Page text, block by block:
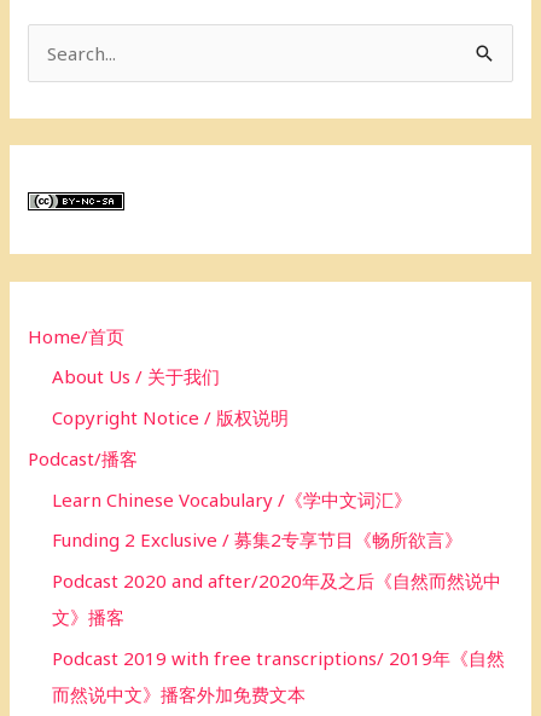
c
rHome/首页
About Us / 关于我们
Copyright Notice / 版权说明
Podcast/播客
Learn Chinese Vocabulary /《学中文词汇》
Funding 2 Exclusive / 募集2专享节目《畅所欲言》
Podcast 2020 and after/2020年及之后《自然而然说中
文》播客
Podcast 2019 with free transcriptions/ 2019年《自然
而然说中文》播客外加免费文本